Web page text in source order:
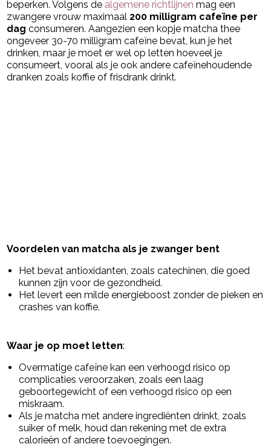
beperken. Volgens de algemene richtlijnen mag een
zwangere vrouw maximaal 200 milligram cafeïne per
dag consumeren. Aangezien een kopje matcha thee
ongeveer 30-70 milligram cafeïne bevat, kun je het
drinken, maar je moet er wel op letten hoeveel je
consumeert, vooral als je ook andere cafeïnehoudende
dranken zoals koffie of frisdrank drinkt.
Voordelen van matcha als je zwanger bent
Het bevat antioxidanten, zoals catechinen, die goed
kunnen zijn voor de gezondheid.
Het levert een milde energieboost zonder de pieken en
crashes van koffie.
Waar je op moet letten:
Overmatige cafeïne kan een verhoogd risico op
complicaties veroorzaken, zoals een laag
geboortegewicht of een verhoogd risico op een
miskraam.
Als je matcha met andere ingrediënten drinkt, zoals
suiker of melk, houd dan rekening met de extra
calorieën of andere toevoegingen.